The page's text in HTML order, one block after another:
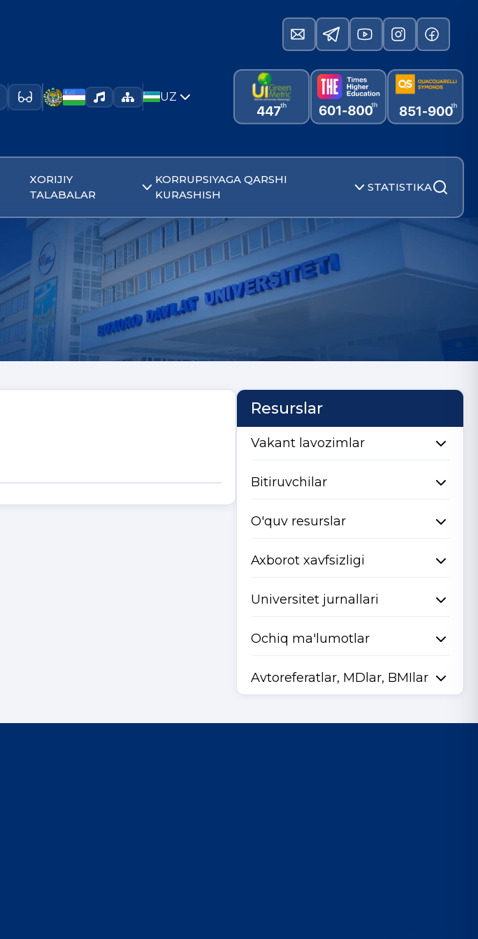
UZ
XORIJIY
TALABALAR
KORRUPSIYAGA QARSHI
KURASHISH
STATISTIKA
Resurslar
Vakant lavozimlar
Bitiruvchilar
O'quv resurslar
Axborot xavfsizligi
Universitet jurnallari
Ochiq ma'lumotlar
Avtoreferatlar, MDlar, BMIlar